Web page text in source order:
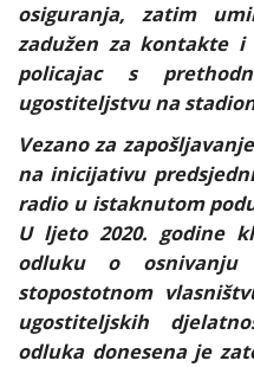
osiguranja, zatim
zadužen za kontakte
policajac s
ugostiteljstvu na
Vezano za
na inicijativu
radio u istaknutom
U ljeto 2020. godine
odluku o
stopostotnom
ugostiteljskih
odluka donesena je